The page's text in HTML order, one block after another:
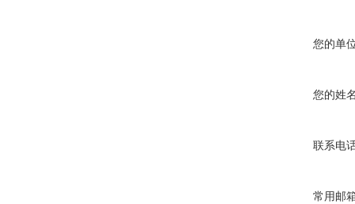
您的单
您的姓
联系电
常用邮